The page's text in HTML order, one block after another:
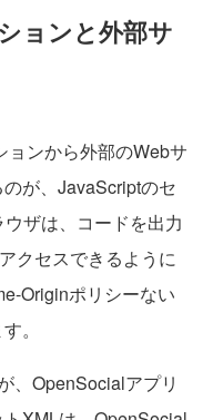
ョンと外部サ
ンから外部のWebサ
が、JavaScriptのセ
ザは、コードを出力
クセスできるように
Originポリシーない
。
、OpenSocialアプリ